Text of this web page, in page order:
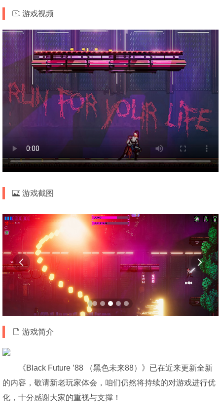
游戏视频
游戏截图
 
游戏简介
《Black Future ’88 （黑色未来88）》已在近来更新全新
的内容，敬请新老玩家体会，咱们仍然将持续的对游戏进行优
化，十分感谢大家的重视与支撑！